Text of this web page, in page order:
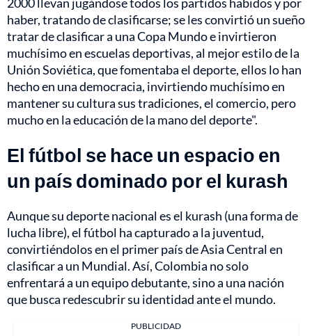
haber, tratando de clasificarse; se les convirtió un sueño
tratar de clasificar a una Copa Mundo e invirtieron
muchísimo en escuelas deportivas, al mejor estilo de la
Unión Soviética, que fomentaba el deporte, ellos lo han
hecho en una democracia, invirtiendo muchísimo en
mantener su cultura sus tradiciones, el comercio, pero
mucho en la educación de la mano del deporte".
El fútbol se hace un espacio en
un país dominado por el kurash
Aunque su deporte nacional es el kurash (una forma de
lucha libre), el fútbol ha capturado a la juventud,
convirtiéndolos en el primer país de Asia Central en
clasificar a un Mundial. Así, Colombia no solo
enfrentará a un equipo debutante, sino a una nación
que busca redescubrir su identidad ante el mundo.
PUBLICIDAD